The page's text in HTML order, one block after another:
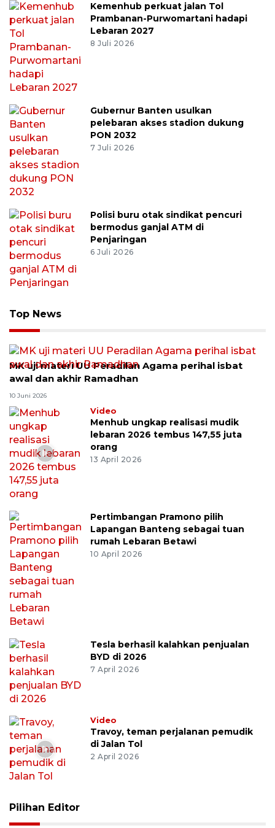
Kemenhub perkuat jalan Tol
Prambanan-Purwomartani hadapi
Lebaran 2027
8 Juli 2026
Gubernur Banten usulkan
pelebaran akses stadion dukung
PON 2032
7 Juli 2026
Polisi buru otak sindikat pencuri
bermodus ganjal ATM di
Penjaringan
6 Juli 2026
Top News
MK uji materi UU Peradilan Agama perihal isbat
awal dan akhir Ramadhan
10 Juni 2026
Video
Menhub ungkap realisasi mudik
lebaran 2026 tembus 147,55 juta
orang
13 April 2026
Pertimbangan Pramono pilih
Lapangan Banteng sebagai tuan
rumah Lebaran Betawi
10 April 2026
Tesla berhasil kalahkan penjualan
BYD di 2026
7 April 2026
Video
Travoy, teman perjalanan pemudik
di Jalan Tol
2 April 2026
Pilihan Editor